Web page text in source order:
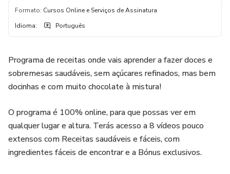
Formato: Cursos Online e Serviços de Assinatura
Idioma: Português
Programa de receitas onde vais aprender a fazer doces e
sobremesas saudáveis, sem açúcares refinados, mas bem
docinhas e com muito chocolate à mistura!
O programa é 100% online, para que possas ver em
qualquer lugar e altura. Terás acesso a 8 vídeos pouco
extensos com Receitas saudáveis e fáceis, com
ingredientes fáceis de encontrar e a Bónus exclusivos.